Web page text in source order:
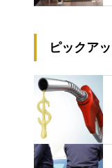
ピックア